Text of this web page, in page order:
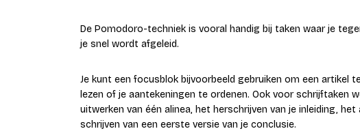
De Pomodoro-techniek is vooral handig bij taken waar je
je snel wordt afgeleid.
Je kunt een focusblok bijvoorbeeld gebruiken om een artikel
lezen of je aantekeningen te ordenen. Ook voor schrijftaken
uitwerken van één alinea, het herschrijven van je inleiding,
schrijven van een eerste versie van je conclusie.